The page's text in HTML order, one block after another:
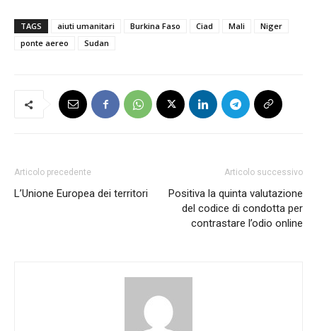
TAGS aiuti umanitari Burkina Faso Ciad Mali
Niger
ponte aereo
Sudan
Articolo precedente
L’Unione Europea dei territori
Articolo successivo
Positiva la quinta valutazione
del codice di condotta per
contrastare l’odio online